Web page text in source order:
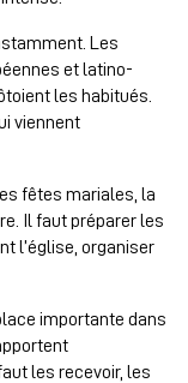
Les
et latino-
les habitués.
viennent
fêtes mariales, la
Il faut préparer les
l’église, organiser
importante dans
les recevoir, les